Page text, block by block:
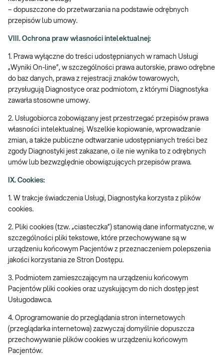
– dopuszczone do przetwarzania na podstawie odrębnych
przepisów lub umowy.
VIII. Ochrona praw własności intelektualnej:
1. Prawa wyłączne do treści udostępnianych w ramach Usługi
„Wyniki On-line”, w szczególności prawa autorskie, prawo odrębne
do baz danych, prawa z rejestracji znaków towarowych,
przysługują Diagnostyce oraz podmiotom, z którymi Diagnostyka
zawarła stosowne umowy.
2. Usługobiorca zobowiązany jest przestrzegać przepisów prawa
własności intelektualnej. Wszelkie kopiowanie, wprowadzanie
zmian, a także publiczne odtwarzanie udostępnianych treści bez
zgody Diagnostyki jest zakazane, o ile nie wynika to z odrębnych
umów lub bezwzględnie obowiązujących przepisów prawa.
IX. Cookies:
1. W trakcje świadczenia Usługi, Diagnostyka korzysta z plików
cookies.
2. Pliki cookies (tzw. „ciasteczka”) stanowią dane informatyczne, w
szczególności pliki tekstowe, które przechowywane są w
urządzeniu końcowym Pacjentów z przeznaczeniem polepszenia
jakości korzystania ze Stron Dostępu.
3. Podmiotem zamieszczającym na urządzeniu końcowym
Pacjentów pliki cookies oraz uzyskującym do nich dostęp jest
Usługodawca.
4. Oprogramowanie do przeglądania stron internetowych
(przeglądarka internetowa) zazwyczaj domyślnie dopuszcza
przechowywanie plików cookies w urządzeniu końcowym
Pacjentów.